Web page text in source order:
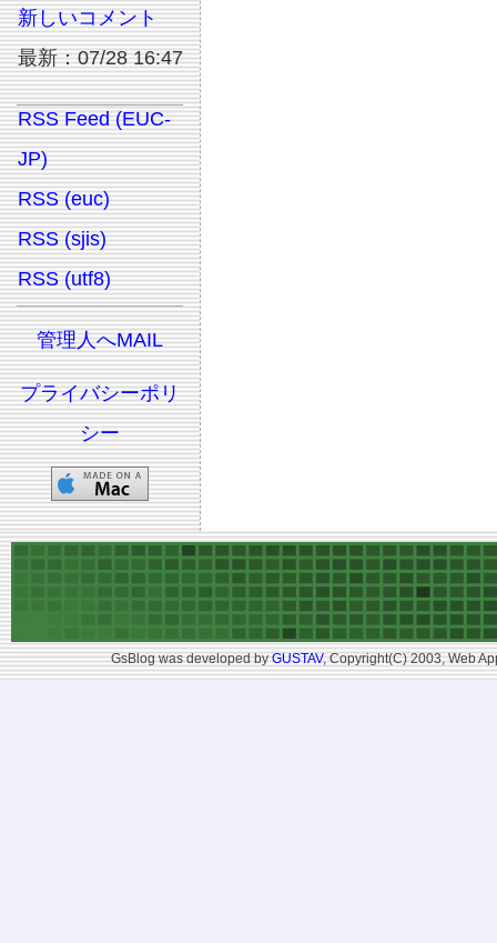
新しいコメント
最新：07/28 16:47
RSS Feed (EUC-
JP)
RSS (euc)
RSS (sjis)
RSS (utf8)
管理人へMAIL
プライバシーポリ
シー
GsBlog was developed byGUSTAV, Copyright(C) 2003, Web